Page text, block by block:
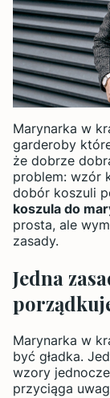
Marynarka w
garderoby
że dobrze
problem: wzór
dobór koszuli
koszula do
prosta, ale
zasady.
Jedna
Marynarka w
być gładka.
wzory
przyciąga